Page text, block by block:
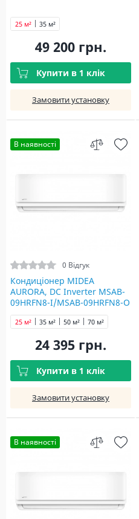
25 м² 35 м²
49 200 грн.
Купити в 1 клік
Замовити установку
В наявності
0 Відгук
Кондиціонер MIDEA
AURORA, DC Inverter MSAB-
09HRFN8-I/MSAB-09HRFN8-O
25 м² 35 м² 50 м² 70 м²
24 395 грн.
Купити в 1 клік
Замовити установку
В наявності